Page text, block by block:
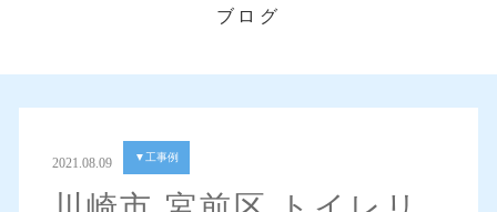
ブログ
2021.08.09 ▼工事例